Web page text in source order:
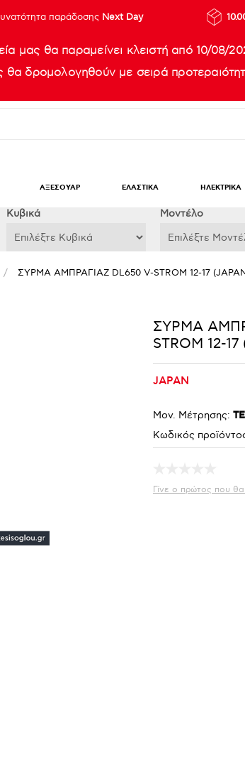
παράδοσης Next Day
μας θα παραμείνει κλειστή από 10/08/
θα δρομολογηθούν με σειρά
ΑΞΕΣΟΥΑΡ ΕΛΑΣΤΙΚΑ ΗΛΕΚΤΡΙΚΑ
Κυβικά Μοντέλο
/ ΣΥΡΜΑ ΑΜΠΡΑΓΙΑΖ DL650 V-STROM 12-17
ΣΥΡΜΑ
STROM 12-
JAPAN
Μον. Μέτρησης:
Κωδικός
Γίνε ο πρώτος που